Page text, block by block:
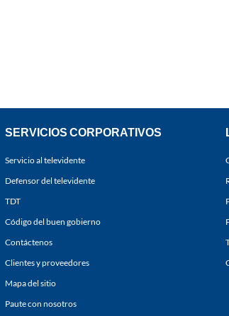
SERVICIOS CORPORATIVOS
Servicio al televidente
Defensor del televidente
TDT
Código del buen gobierno
Contáctenos
Clientes y proveedores
Mapa del sitio
Paute con nosotros